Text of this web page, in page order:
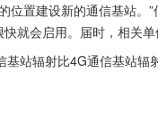
置建设新的通信基站。
就会启用。届时，相关单
站辐射比4G通信基站辐